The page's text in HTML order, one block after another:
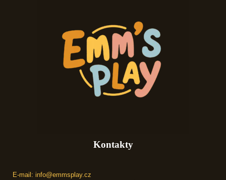
Kontakty
E-mail: info@emmsplay.cz